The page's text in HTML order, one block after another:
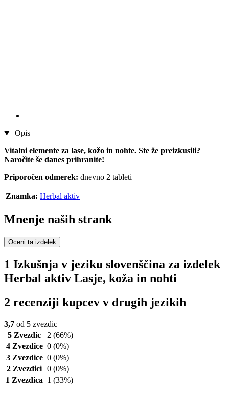
Opis
Vitalni elemente za lase, kožo in nohte. Ste že preizkusili?
Naročite še danes prihranite!
Priporočen odmerek: dnevno 2 tableti
Znamka: Herbal aktiv
Mnenje naših strank
Oceni ta izdelek
1 Izkušnja v jeziku slovenščina za izdelek
Herbal aktiv Lasje, koža in nohti
2 recenziji kupcev v drugih jezikih
3,7 od 5 zvezdic
5 Zvezdic
2 (66%)
4 Zvezdice 0 (0%)
3 Zvezdice 0 (0%)
2 Zvezdici 0 (0%)
1 Zvezdica 1 (33%)